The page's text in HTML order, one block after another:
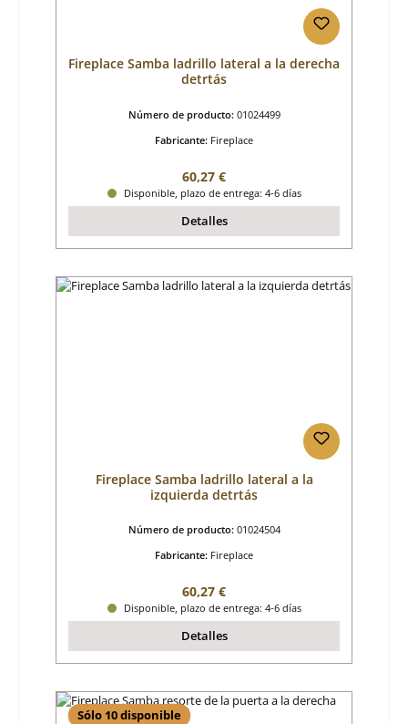
Fireplace Samba ladrillo lateral a la derecha
detrtás
Número de producto: 01024499
Fabricante: Fireplace
Precio normal:
60,27 €
Disponible, plazo de entrega: 4-6 días
Detalles
Fireplace Samba ladrillo lateral a la
izquierda detrtás
Número de producto: 01024504
Fabricante: Fireplace
Precio normal:
60,27 €
Disponible, plazo de entrega: 4-6 días
Detalles
Sólo 10 disponible